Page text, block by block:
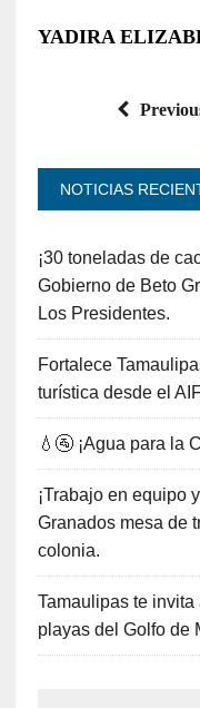
YADIRA
NOTICIAS
¡30 toneladas de
Gobierno de Beto
Los Presidentes.
Fortalece
turística desde el
💧🚰 ¡Agua para la
¡Trabajo en equipo
Granados mesa de
colonia.
Tamaulipas te
playas del Golfo de